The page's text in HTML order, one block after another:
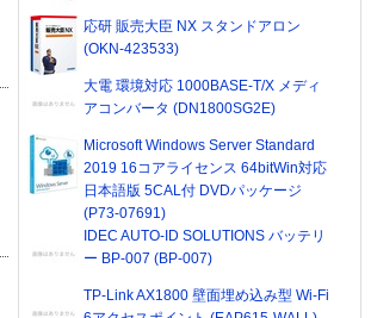
応研 販売大臣 NX スタンドアロン
(OKN-423533)
大電 環境対応 1000BASE-T/X メディ
アコンバータ (DN1800SG2E)
Microsoft Windows Server Standard
2019 16コアライセンス 64bitWin対応
日本語版 5CAL付 DVDパッケージ
(P73-07691)
IDEC AUTO-ID SOLUTIONS バッテリ
ー BP-007 (BP-007)
TP-Link AX1800 壁面埋め込み型 Wi-Fi